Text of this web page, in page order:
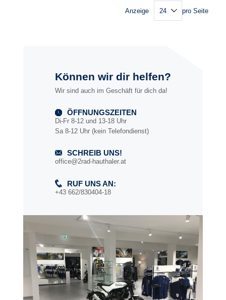
Anzeige pro Seite
Können wir dir helfen?
Wir sind auch im Geschäft für dich da!
ÖFFNUNGSZEITEN
Di-Fr 8-12 und 13-18 Uhr
Sa 8-12 Uhr (kein Telefondienst)
SCHREIB UNS!
office@2rad-hauthaler.at
RUF UNS AN:
+43 662/830404-18